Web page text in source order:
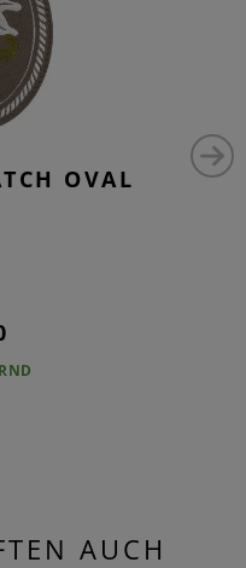
OVAL
AUCH